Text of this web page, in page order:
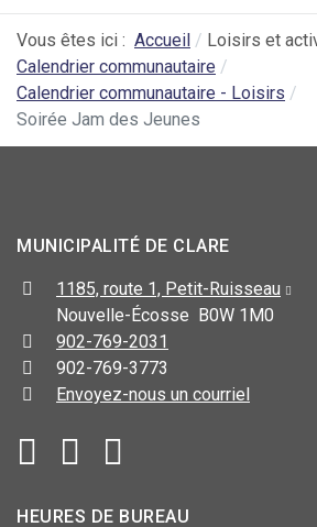
Vous êtes ici : Accueil
Loisirs et
Calendrier communautaire
Calendrier communautaire - Loisirs
Soirée Jam des Jeunes
MUNICIPALITÉ DE CLARE
1185, route 1, Petit-Ruisseau
Nouvelle-Écosse B0W 1M0
902-769-2031
902-769-3773
Envoyez-nous un courriel
HEURES DE BUREAU